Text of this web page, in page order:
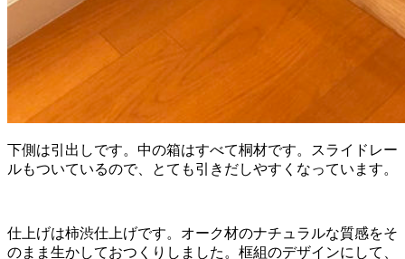
下側は引出しです。中の箱はすべて桐材です。スライドレー
ルもついているので、とても引きだしやすくなっています。
仕上げは柿渋仕上げです。オーク材のナチュラルな質感をそ
のまま生かしておつくりしました。框組のデザインにして、